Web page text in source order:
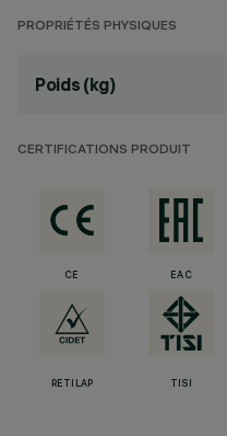
PROPRIÉTÉS PHYSIQUES
Poids (kg)
CERTIFICATIONS PRODUIT
CE EAC
RETILAP TISI